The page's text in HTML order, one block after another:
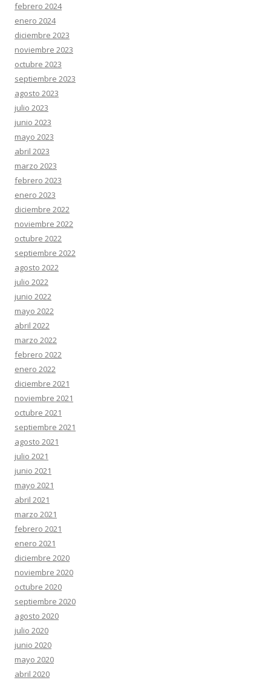
febrero 2024
enero 2024
diciembre 2023
noviembre 2023
octubre 2023
septiembre 2023
agosto 2023
julio 2023
junio 2023
mayo 2023
abril 2023
marzo 2023
febrero 2023
enero 2023
diciembre 2022
noviembre 2022
octubre 2022
septiembre 2022
agosto 2022
julio 2022
junio 2022
mayo 2022
abril 2022
marzo 2022
febrero 2022
enero 2022
diciembre 2021
noviembre 2021
octubre 2021
septiembre 2021
agosto 2021
julio 2021
junio 2021
mayo 2021
abril 2021
marzo 2021
febrero 2021
enero 2021
diciembre 2020
noviembre 2020
octubre 2020
septiembre 2020
agosto 2020
julio 2020
junio 2020
mayo 2020
abril 2020